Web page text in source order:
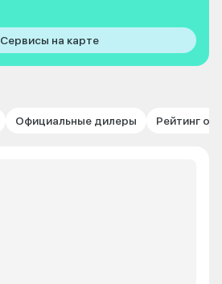
Сервисы на карте
Официальные дилеры Рейтинг